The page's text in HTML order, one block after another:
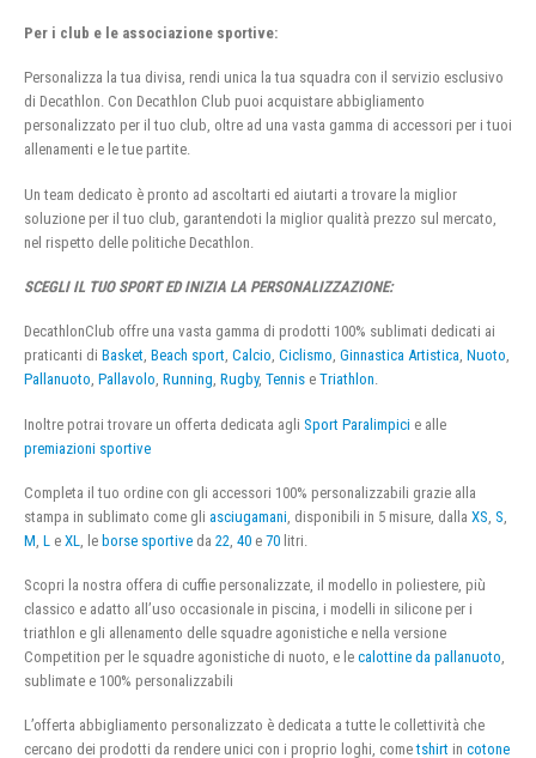
Per i club e le associazione sportive:
Personalizza la tua divisa, rendi unica la tua squadra con il servizio esclusivo
di Decathlon. Con Decathlon Club puoi acquistare abbigliamento
personalizzato per il tuo club, oltre ad una vasta gamma di accessori per i tuoi
allenamenti e le tue partite.
Un team dedicato è pronto ad ascoltarti ed aiutarti a trovare la miglior
soluzione per il tuo club, garantendoti la miglior qualità prezzo sul mercato,
nel rispetto delle politiche Decathlon.
SCEGLI IL TUO SPORT ED INIZIA LA PERSONALIZZAZIONE:
DecathlonClub offre una vasta gamma di prodotti 100% sublimati dedicati ai
praticanti di Basket, Beach sport, Calcio, Ciclismo, Ginnastica Artistica, Nuoto,
Pallanuoto, Pallavolo, Running, Rugby, Tennis e Triathlon.
Inoltre potrai trovare un offerta dedicata agli Sport Paralimpici e alle
premiazioni sportive
Completa il tuo ordine con gli accessori 100% personalizzabili grazie alla
stampa in sublimato come gli asciugamani , disponibili in 5 misure, dalla XS S
M L e XL , le borse sportive da 22 40 e 70 litri.
Scopri la nostra offera di cuffie personalizzate, il modello in poliestere, più
classico e adatto all’uso occasionale in piscina, i modelli in silicone per i
triathlon e gli allenamento delle squadre agonistiche e nella versione
Competition per le squadre agonistiche di nuoto, e le calottine da pallanuoto,
sublimate e 100% personalizzabili
L’offerta abbigliamento personalizzato è dedicata a tutte le collettività che
cercano dei prodotti da rendere unici con i proprio loghi, cometshirt in cotone